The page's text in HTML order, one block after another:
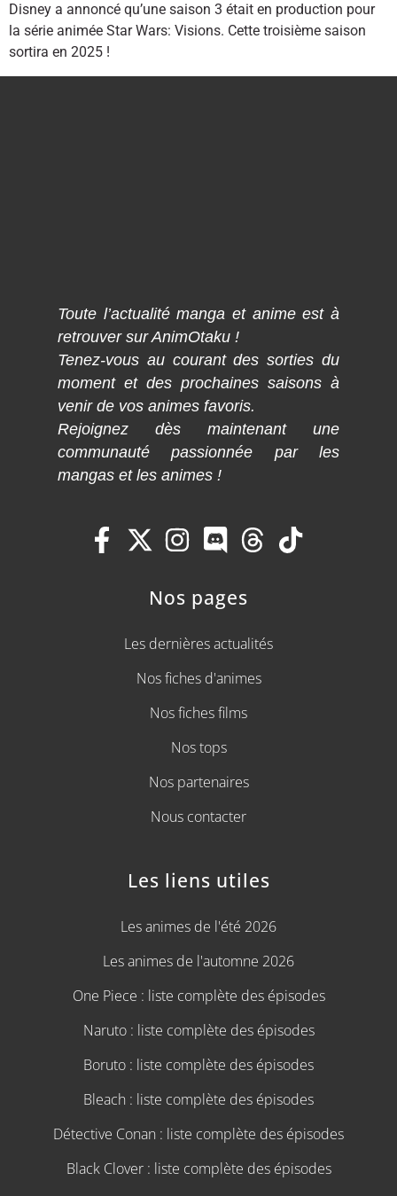
Disney a annoncé qu’une saison 3 était en production pour
la série animée Star Wars: Visions. Cette troisième saison
sortira en 2025 !
Toute l’actualité manga et anime est à
retrouver sur AnimOtaku !
Tenez-vous au courant des sorties du
moment et des prochaines saisons à
venir de vos animes favoris.
Rejoignez dès maintenant une
communauté passionnée par les
mangas et les animes !
Nos pages
Les dernières actualités
Nos fiches d'animes
Nos fiches films
Nos tops
Nos partenaires
Nous contacter
Les liens utiles
Les animes de l'été 2026
Les animes de l'automne 2026
One Piece : liste complète des épisodes
Naruto : liste complète des épisodes
Boruto : liste complète des épisodes
Bleach : liste complète des épisodes
Détective Conan : liste complète des épisodes
Black Clover : liste complète des épisodes